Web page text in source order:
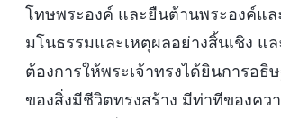
โทษพระองค์ และยืนต้านพระองค์แล
มโนธรรมและเหตุผลอย่างสิ้นเชิง แ
ต้องการให้พระเจ้าทรงได้ยินการอธิ
ของสิ่งมีชีวิตทรงสร้าง มีท่าทีของคว